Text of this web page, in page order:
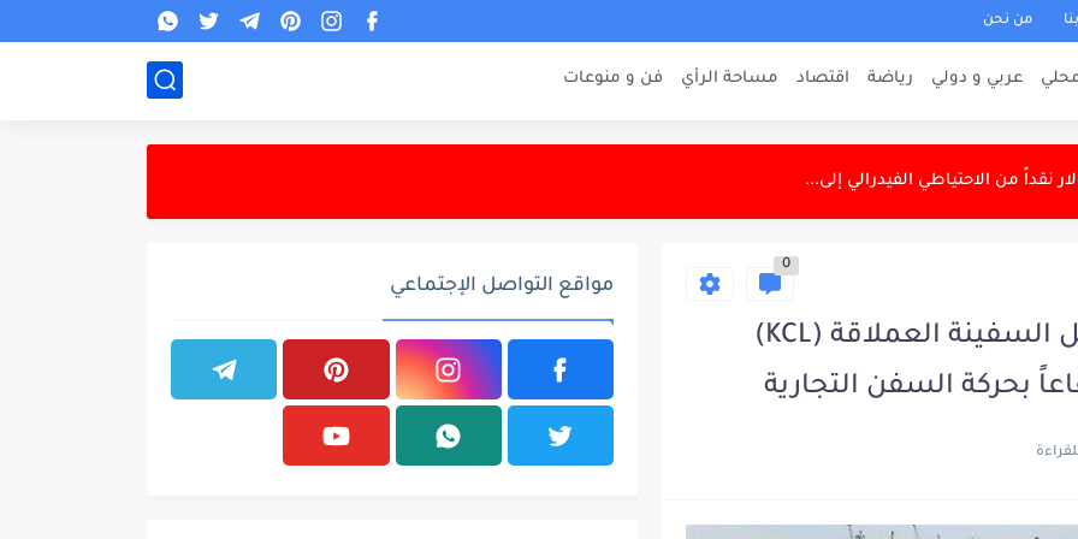
من نحن
عربي و دولي رياضة اقتصاد مساحة الرأي فن و منوعات
إدارة شؤونها مؤقتاً
السليمانية استعداداً لبطولة آسيا
في فك الارتباط الاستراتيجي بين...
لتدريب ذكائها الاصطناعي
0
ميناء أم قصر الشمالي يستقبل السفينة العملاقة (KCL)
بحركة السفن التجارية
مواقع التواصل الإجتماعي